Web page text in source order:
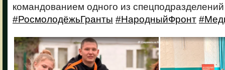
командованием одного из
#РосмолодёжьГранты #НародныйФронт